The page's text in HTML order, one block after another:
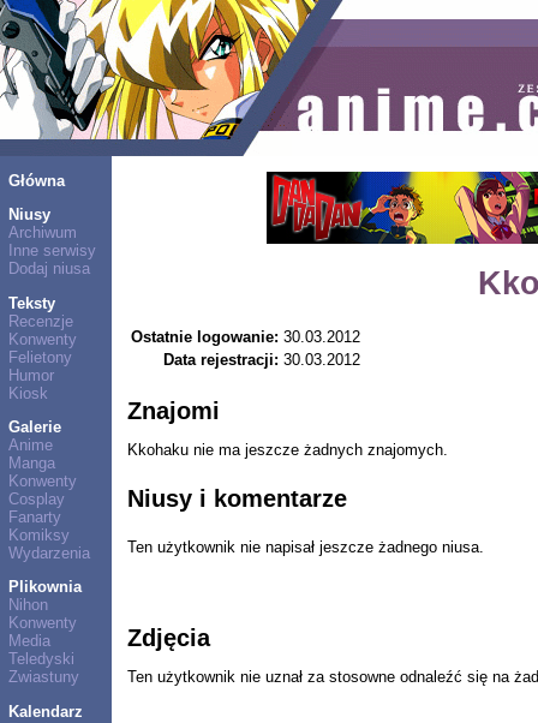
Główna
Niusy
Archiwum
Inne serwisy
Dodaj niusa
Teksty
Recenzje
Konwenty
Felietony
Humor
Kiosk
Galerie
Anime
Manga
Konwenty
Cosplay
Fanarty
Komiksy
Wydarzenia
Plikownia
Nihon
Konwenty
Media
Teledyski
Zwiastuny
Kalendarz
Ostatnie logowanie: 30.03.2012
Data rejestracji: 30.03.2012
Znajomi
Kkohaku nie ma jeszcze żadnych znajomych.
Niusy i komentarze
Ten użytkownik nie napisał jeszcze żadnego niusa.
Zdjęcia
Ten użytkownik nie uznał za stosowne odnaleźć się na